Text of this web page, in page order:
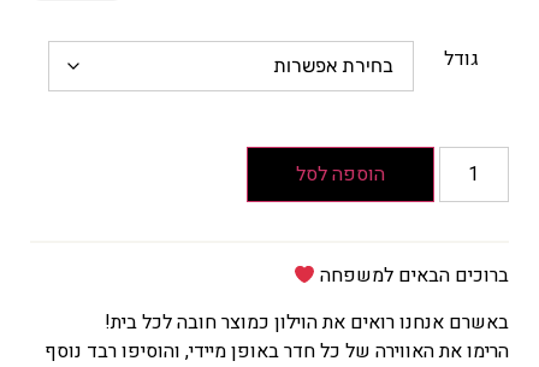
הנוכחי
₪101
גודל
הוספה לסל
ברוכים הבאים למשפחה
באשרם אנחנו רואים את הוילון כמוצר חובה לכל בית!
הרימו את האווירה של כל חדר באופן מיידי, והוסיפו רבד נוסף